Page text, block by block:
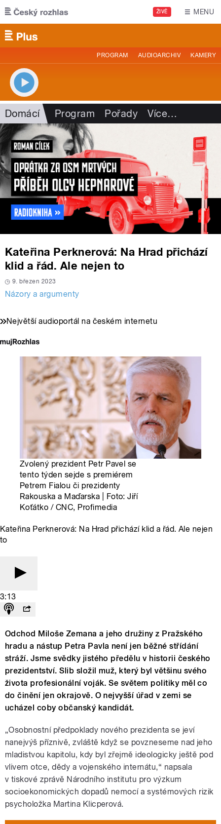
Přejít k hlavnímu obsahu
ŽIVĚ MENU
PROGRAM AUDIOARCHIV KAMERY
Domácí Program Pořady Více…
Kateřina Perknerová: Na Hrad přichází
klid a řád. Ale nejen to
9. březen 2023
Názory a argumenty
Největší audioportál na českém internetu
Zvolený prezident Petr Pavel se
tento týden sejde s premiérem
Petrem Fialou či prezidenty
Rakouska a Maďarska | Foto: Jiří
Koťátko / CNC, Profimedia
Kateřina Perknerová: Na Hrad přichází klid a řád. Ale nejen
to
3:13
Odchod Miloše Zemana a jeho družiny z Pražského
hradu a nástup Petra Pavla není jen běžné střídání
stráží. Jsme svědky jistého předělu v historii českého
prezidentství. Slib složil muž, který byl většinu svého
života profesionální voják. Se světem politiky měl co
do činění jen okrajově. O nejvyšší úřad v zemi se
ucházel coby občanský kandidát.
„Osobnostní předpoklady nového prezidenta se jeví
nanejvýš příznivě, zvláště když se povzneseme nad jeho
mladistvou kapitolu, kdy byl zřejmě ideologicky ještě pod
vlivem otce, dědy a vojenského internátu,“ napsala
v tiskové zprávě Národního institutu pro výzkum
socioekonomických dopadů nemocí a systémových rizik
psycholožka Martina Klicperová.